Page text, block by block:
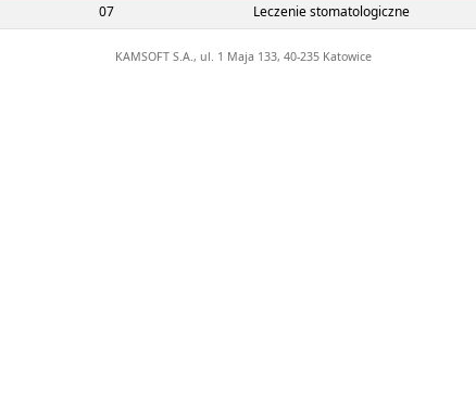
00-01338-22-0107 Leczenie stomatologiczne
KAMSOFT S.A., ul. 1 Maja 133, 40-235 Katowice